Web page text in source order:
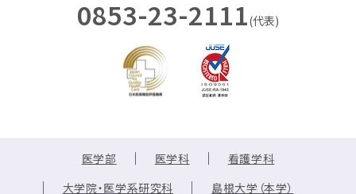
0853-23-2111(代表)
医学部 医学科
看護学科
大学院・医学系研究科
島根大学（本学）